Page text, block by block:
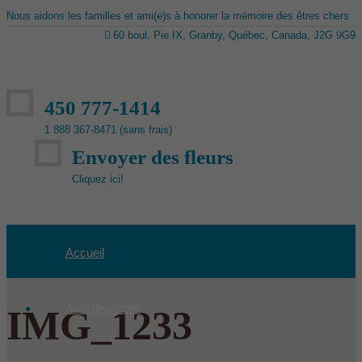
Nous aidons les familles et ami(e)s à honorer la mémoire des êtres chers
60 boul. Pie IX, Granby, Québec, Canada, J2G 9G9
450 777-1414
1 888 367-8471 (sans frais)
Envoyer des fleurs
Cliquez ici!
Accueil
IMG_1233